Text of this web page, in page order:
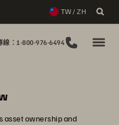
TW / ZH
線：1-800-976-6494
asset ownership and